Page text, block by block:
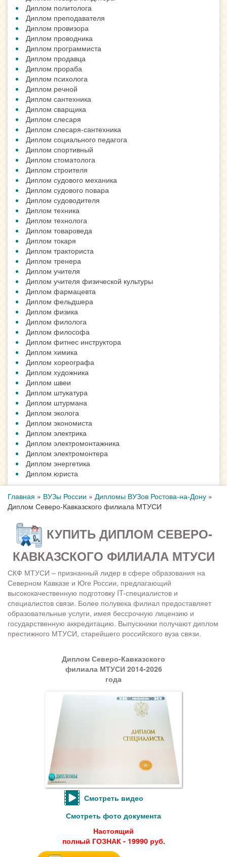
Диплом политолога
Диплом преподавателя
Диплом провизора
Диплом проводника
Диплом программиста
Диплом продавца
Диплом прораба
Диплом психолога
Диплом речной
Диплом сантехника
Диплом сварщика
Диплом слесаря
Диплом слесаря-сантехника
Диплом социального педагога
Диплом спортивный
Диплом стоматолога
Диплом строителя
Диплом судового механика
Диплом судового повара
Диплом судоводителя
Диплом техника
Диплом технолога
Диплом товароведа
Диплом токаря
Диплом тракториста
Диплом тренера
Диплом учителя
Диплом учителя физической культуры
Диплом фармацевта
Диплом фельдшера
Диплом физика
Диплом филолога
Диплом философа
Диплом фитнес инструктора
Диплом химика
Диплом хореографа
Диплом художника
Диплом швеи
Диплом штукатура
Диплом штурмана
Диплом эколога
Диплом экономиста
Диплом электрика
Диплом электромонтажника
Диплом электромонтера
Диплом энергетика
Диплом юриста
Главная » ВУЗы России » Дипломы ВУЗов Ростова-на-Дону »
Диплом Северо-Кавказского филиала МТУСИ
КУПИТЬ ДИПЛОМ СЕВЕРО-
КАВКАЗСКОГО ФИЛИАЛА МТУСИ
СКФ МТУСИ – признанный лидер в сфере образования на
Северном Кавказе и Юге России, предлагающий
высококачественную подготовку IT-специалистов и
специалистов связи. Более полувека филиал предоставляет
образовательные услуги, имея бессрочную лицензию и
государственную аккредитацию. Выпускники получают диплом
престижного МТУСИ, старейшего российского вуза связи.
Диплом Северо-Кавказского
филиала МТУСИ 2014-2026
года
Смотреть видео
Смотреть фото документа
Настоящий
полный ГОЗНАК - 19990 руб.